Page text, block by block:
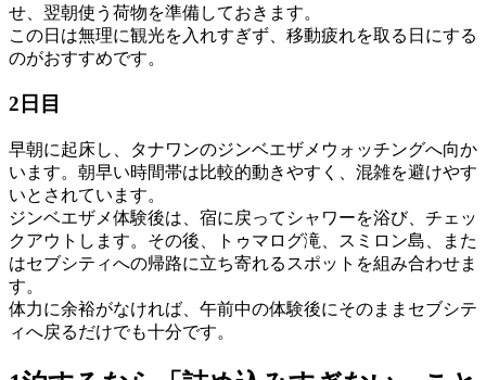
せ、翌朝使う荷物を準備しておきます。
この日は無理に観光を入れすぎず、移動疲れを取る日にする
のがおすすめです。
2日目
早朝に起床し、タナワンのジンベエザメウォッチングへ向か
います。朝早い時間帯は比較的動きやすく、混雑を避けやす
いとされています。
ジンベエザメ体験後は、宿に戻ってシャワーを浴び、チェッ
クアウトします。その後、トゥマログ滝、スミロン島、また
はセブシティへの帰路に立ち寄れるスポットを組み合わせま
す。
体力に余裕がなければ、午前中の体験後にそのままセブシテ
ィへ戻るだけでも十分です。